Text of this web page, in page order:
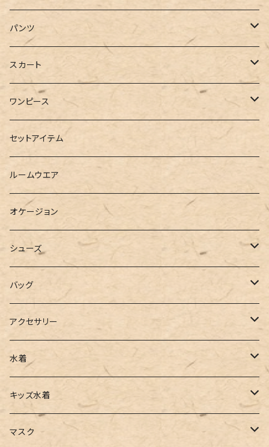
ジャケット
ブルゾン
ロングシャツ
ダウンジャケット
ベスト
Tシャツ
カットソー
半袖
スウェット・パーカー
ニット
シャツ
ブラウス
カーディガン
ポロシャツ
ベスト
チュニック
タンクトップ
キャミソール
パンツ
デニム
スキニー
ショートパンツ
ハーフパンツ
スウェット
ジャージ
スラックス
ワイドパンツ
カーゴパンツ
サロペット
ガウチョ
スカート
ロング
ミニ
その他
ワンピース
シャツワンピース
スウェットワンピース
パーカーワンピース
ニットワンピース
キャミワンピース
サロペット
オールインワン
セットアイテム
ルームウエア
オケージョン
シューズ
ブーツ
パンプス
サンダル
スニーカー
フラットシューズ
バッグ
トートバッグ
ショルダー
バックパック
カゴバッグ
アクセサリー
その他
水着
ワンピース
ビキニ
キッズ水着
女の子
マスク